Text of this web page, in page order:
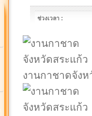
ช่วงเวลา :
งานกาชาดจัง